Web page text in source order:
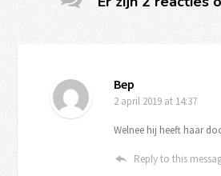
Bep
2 april 2019 at 14:37
Welnee hij heeft haar
Reply to this